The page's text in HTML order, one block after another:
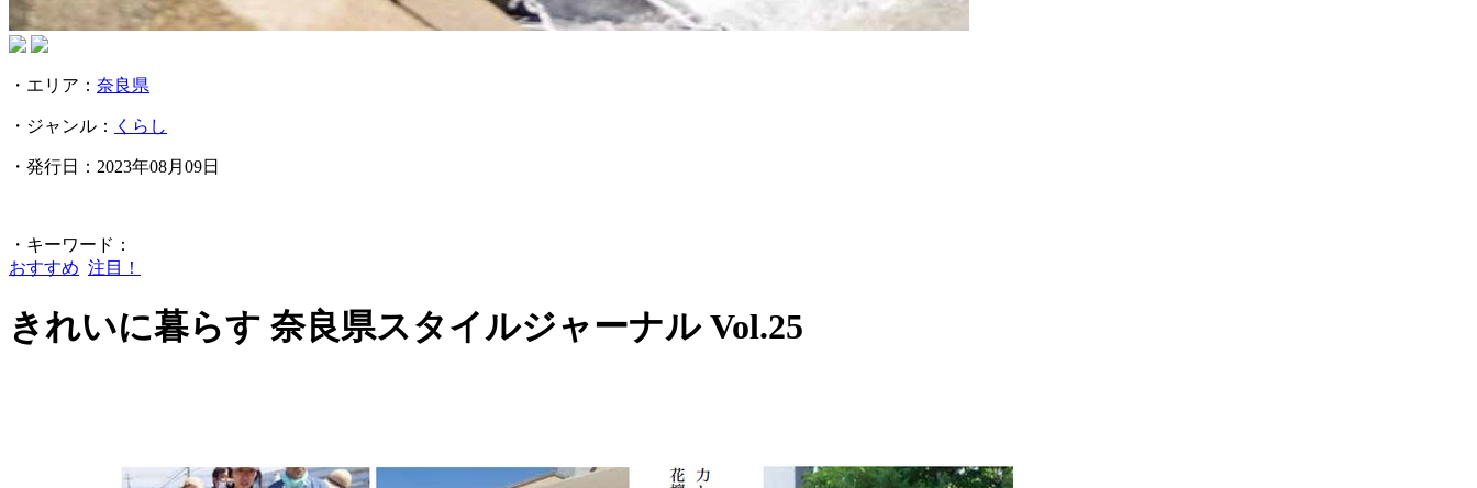
・エリア： 奈良県
・ジャンル： くらし
・発行日：2023年08月09日
・キーワード：
おすすめ 注目！
きれいに暮らす 奈良県スタイルジャーナル Vol.25